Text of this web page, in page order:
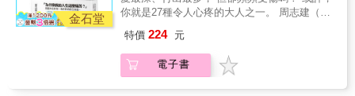
倒是告訴妳，要用別的方法來成功 二十七、路
很長，但一定要走。請遠離受虐關係 二十八、
如實地接納生命中的遺憾 二十九、勇於選擇好
並照顧想壓抑下去的感受 三十二、學習「恰如
其分」地照顧自己 三十三、直視痛苦，接受如
其所是 三十四、學著視自己若珍寶 三十五、建
大人。 ‧總以爸爸意見為意見的孩子&rarr;成為
「逃避情感」的大人。 &hellip;&hellip;等27種
令人心疼的大人。 「為什麼我的人生這麼痛
在原生家庭中，父母給你的愛是匱乏的、不足
的、殘缺的、冰冷的，那麼，你終其一生，都
會在他人身上不斷尋覓那一份愛，但卻會一再
金石堂
你就是27種令人心疼的大人之一。 周志建（心
銓（心理學作家）；楊聰財（楊聰才身心診所
院長）有感推薦！（依姓氏筆劃順序排列） &
27種暖心疼惜，愛回你自己。 & ‧當母親守著空
特價 224 元
電子書